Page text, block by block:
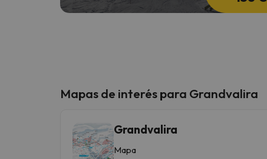
Mapas de interés para Grandvalira
Grandvalira
Mapa